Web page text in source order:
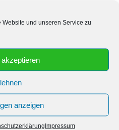
und unseren Service zu
anzeigen
Impressum
und Sonntags zu den